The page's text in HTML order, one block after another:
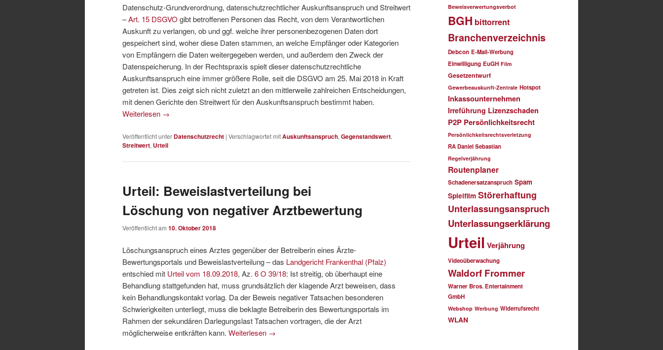
Datenschutz-Grundverordnung, datenschutzrechtlicher Auskunftsanspruch und Streitwert
–Art. 15 DSGVO gibt betroffenen Personen das Recht, von dem Verantwortlichen
Auskunft zu verlangen, ob und ggf. welche ihrer personenbezogenen Daten dort
gespeichert sind, woher diese Daten stammen, an welche Empfänger oder Kategorien
von Empfängern die Daten weitergegeben werden, und außerdem den Zweck der
Datenspeicherung. In der Rechtspraxis spielt dieser datenschutzrechtliche
Auskunftsanspruch eine immer größere Rolle, seit die DSGVO am 25. Mai 2018 in Kraft
getreten ist. Dies zeigt sich nicht zuletzt an den mittlerweile zahlreichen Entscheidungen,
mit denen Gerichte den Streitwert für den Auskunftsanspruch bestimmt haben.
Weiterlesen →
Veröffentlicht unter Datenschutzrecht | Verschlagwortet mitAuskunftsanspruch, Gegenstandswert,
Streitwert, Urteil
Urteil: Beweislastverteilung bei
Löschung von negativer Arztbewertung
Veröffentlicht am 10. Oktober 2018
Löschungsanspruch eines Arztes gegenüber der Betreiberin eines Ärzte-
Bewertungsportals und Beweislastverteilung – das Landgericht Frankenthal (Pfalz)
entschied mit Urteil vom 18.09.2018, Az. 6 O 39/18: Ist streitig, ob überhaupt eine
Behandlung stattgefunden hat, muss grundsätzlich der klagende Arzt beweisen, dass
kein Behandlungskontakt vorlag. Da der Beweis negativer Tatsachen besonderen
Schwierigkeiten unterliegt, muss die beklagte Betreiberin des Bewertungsportals im
Rahmen der sekundären Darlegungslast Tatsachen vortragen, die der Arzt
möglicherweise entkräften kann. Weiterlesen →
Beweisverwertungsverbot
BGH bittorrent
Branchenverzeichnis
Debcon E-Mail-Werbung
Einwilligung EuGH Film
Gesetzentwurf
Gewerbeauskunft-Zentrale Hotspot
Inkassounternehmen
Irreführung Lizenzschaden
P2P Persönlichkeitsrecht
Persönlichkeitsrechtsverletzung
RA Daniel Sebastian
Regelverjährung
Routenplaner
Schadenersatzanspruch Spam
Spielfilm Störerhaftung
Unterlassungsanspruch
Unterlassungserklärung
Urteil Verjährung
Videoüberwachung
Waldorf Frommer
Warner Bros. Entertainment
GmbH
Webshop Werbung Widerrufsrecht
WLAN